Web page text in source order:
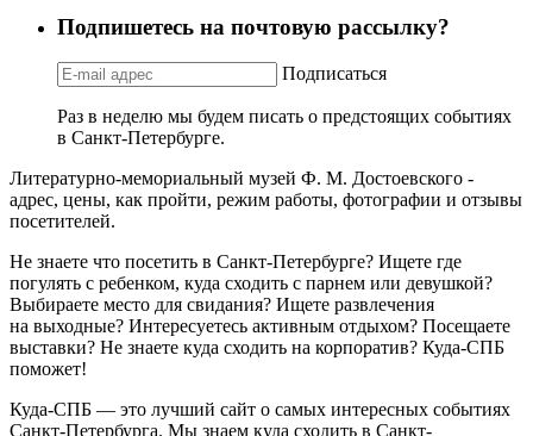
Подпишетесь на почтовую рассылку?
Подписаться
Раз в неделю мы будем писать о предстоящих событиях
в Санкт-Петербурге.
Литературно-мемориальный музей Ф. М. Достоевского -
адрес, цены, как пройти, режим работы, фотографии и отзывы
посетителей.
Не знаете что посетить в Санкт-Петербурге? Ищете где
погулять с ребенком, куда сходить с парнем или девушкой?
Выбираете место для свидания? Ищете развлечения
на выходные? Интересуетесь активным отдыхом? Посещаете
выставки? Не знаете куда сходить на корпоратив? Куда-СПБ
поможет!
Куда-СПБ — это лучший сайт о самых интересных событиях
Санкт-Петербурга. Мы знаем куда сходить в Санкт-